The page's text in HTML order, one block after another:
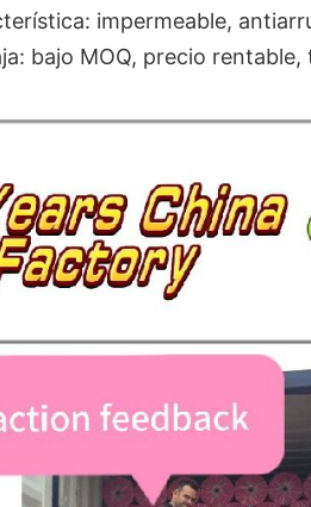
impermeable,
bajo MOQ, precio